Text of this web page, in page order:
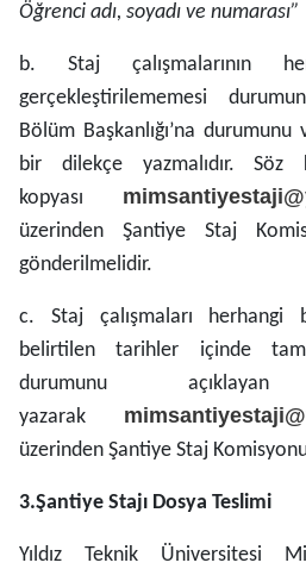
Öğrenci adı, soyadı ve numarası”
b. Staj çalışmalarının
gerçekleştirilememesi
Bölüm Başkanlığı’na
bir dilekçe yazmalıdır. Söz
kopyası
üzerinden Şantiye Staj
gönderilmelidir.
c. Staj çalışmaları herhangi
belirtilen tarihler içinde
durumunu
yazarak
üzerinden Şantiye Staj
3.Şantiye Stajı Dosya Teslimi
Yıldız Teknik Üniversitesi